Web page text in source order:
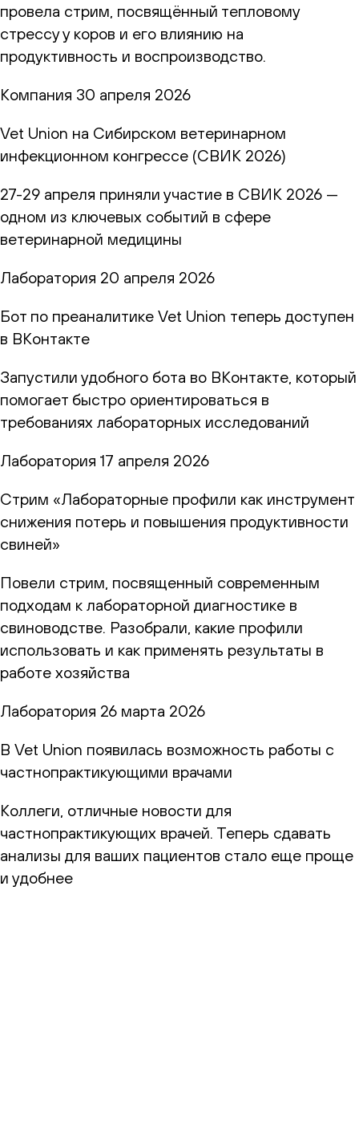
провела стрим, посвящённый тепловому
стрессу у коров и его влиянию на
продуктивность и воспроизводство.
Компания 30 апреля 2026
Vet Union на Сибирском ветеринарном
инфекционном конгрессе (СВИК 2026)
27-29 апреля приняли участие в СВИК 2026 —
одном из ключевых событий в сфере
ветеринарной медицины
Лаборатория 20 апреля 2026
Бот по преаналитике Vet Union теперь доступен
в ВКонтакте
Запустили удобного бота во ВКонтакте, который
помогает быстро ориентироваться в
требованиях лабораторных исследований
Лаборатория 17 апреля 2026
Стрим «Лабораторные профили как инструмент
снижения потерь и повышения продуктивности
свиней»
Повели стрим, посвященный современным
подходам к лабораторной диагностике в
свиноводстве. Разобрали, какие профили
использовать и как применять результаты в
работе хозяйства
Лаборатория 26 марта 2026
В Vet Union появилась возможность работы с
частнопрактикующими врачами
Коллеги, отличные новости для
частнопрактикующих врачей. Теперь сдавать
анализы для ваших пациентов стало еще проще
и удобнее